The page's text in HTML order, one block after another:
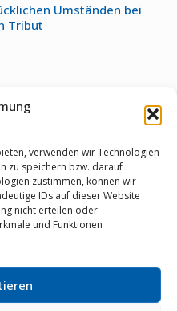
verwenden wir Technologien
zu speichern bzw. darauf
zustimmen, können wir
IDs auf dieser Website
nicht erteilen oder
und Funktionen
Umständen bei
Tribut
knapp das
e.V. |
|Mitglieder-Login|
02204